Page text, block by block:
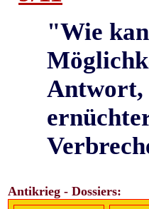
"Wie
Antwort,
Antikrieg - Dossiers: